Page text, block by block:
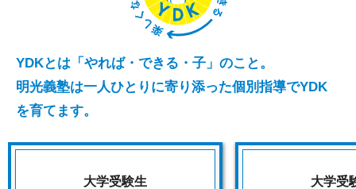
YDKとは「やれば・できる・子」のこと。
明光義塾は一人ひとりに寄り添った個別指導でYDK
を育てます。
大学受験生 大学受